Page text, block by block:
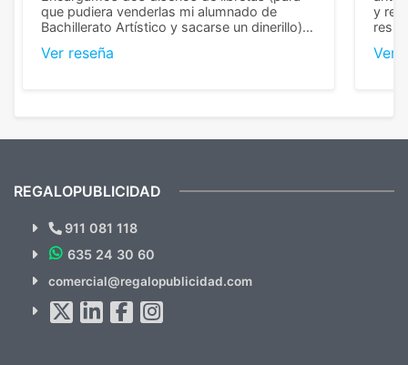
que pudiera venderlas mi alumnado de
Bachillerato Artístico y sacarse un dinerillo) y
diferencia, con libretas de muy buena calidad
Ver reseña
y
Ver
¿Quieres ver nuestras últimas
Novedades y Ofertas?
hacemos Spam)
REGALOPUBLICIDAD
911 081 118
635 24 30 60
comercial@regalopublicidad.com